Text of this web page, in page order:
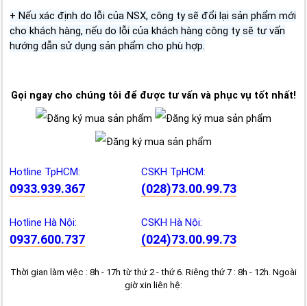
+ Nếu xác định do lỗi của NSX, công ty sẽ đổi lại sản phẩm mới
cho khách hàng, nếu do lỗi của khách hàng công ty sẽ tư vấn
hướng dẫn sử dụng sản phẩm cho phù hợp.
Gọi ngay cho chúng tôi để được tư vấn và phục vụ tốt nhất!
Hotline TpHCM:
0933.939.367
CSKH TpHCM:
(028)73.00.99.73
Hotline Hà Nội:
0937.600.737
CSKH Hà Nội:
(024)73.00.99.73
Thời gian làm việc : 8h - 17h từ thứ 2 - thứ 6. Riêng thứ 7 : 8h - 12h. Ngoài
giờ xin liên hệ: